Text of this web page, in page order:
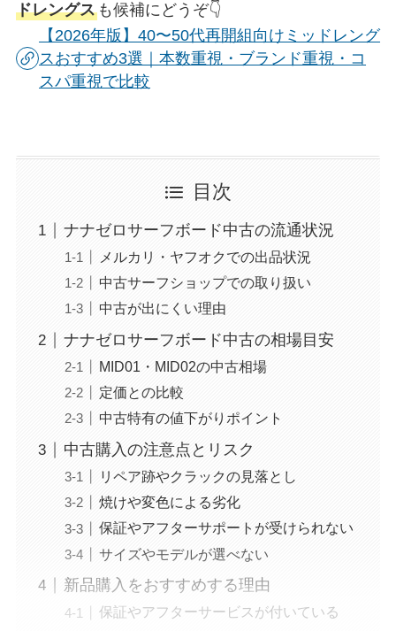
ドレングスも候補にどうぞ👇
【2026年版】40〜50代再開組向けミッドレング
スおすすめ3選｜本数重視・ブランド重視・コ
スパ重視で比較
目次
ナナゼロサーフボード中古の流通状況
メルカリ・ヤフオクでの出品状況
中古サーフショップでの取り扱い
中古が出にくい理由
ナナゼロサーフボード中古の相場目安
MID01・MID02の中古相場
定価との比較
中古特有の値下がりポイント
中古購入の注意点とリスク
リペア跡やクラックの見落とし
焼けや変色による劣化
保証やアフターサポートが受けられない
サイズやモデルが選べない
新品購入をおすすめする理由
保証やアフターサービスが付いている